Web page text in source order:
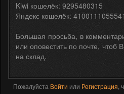
Kiwi кошелёк: 9295480315
Яндекс кошелёк:
Большая просьба, в
или оповестить по почте,
на склад.
Пожалуйста Войти или Регистрация,